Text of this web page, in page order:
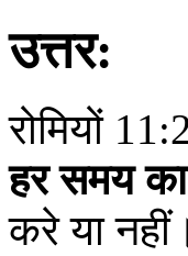
उत्तर:
रोमियों
हर समय का
करे या नहीं।